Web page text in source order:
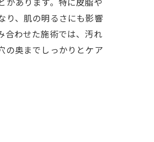
り、肌の明るさにも影響
合わせた施術では、汚れ
の奥までしっかりとケア